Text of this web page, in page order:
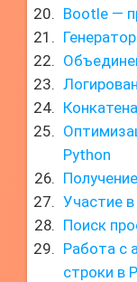
Bootle —
Python
Участие
Поиск
Работа с
строки в